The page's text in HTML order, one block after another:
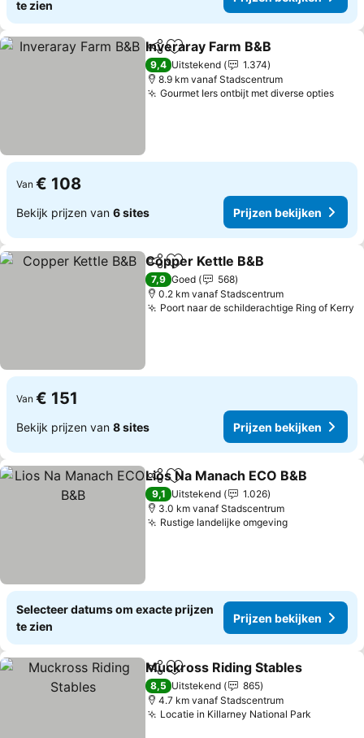
te zien
DelenToevoegen aan favorieten
Inveraray Farm B&B
9,4 Uitstekend
1.374
8.9 km vanaf Stadscentrum
Gourmet Iers ontbijt met diverse opties
Van € 108
Bekijk prijzen van 6 sites Prijzen bekijken
DelenToevoegen aan favorieten
Copper Kettle B&B
7,9 Goed
568
0.2 km vanaf Stadscentrum
Poort naar de schilderachtige Ring of Kerry
Van € 151
Bekijk prijzen van 8 sites Prijzen bekijken
DelenToevoegen aan favorieten
Lios Na Manach ECO B&B
9,1 Uitstekend
1.026
3.0 km vanaf Stadscentrum
Rustige landelijke omgeving
Selecteer datums om exacte prijzen
te zien
Prijzen bekijken
DelenToevoegen aan favorieten
Muckross Riding Stables
8,5 Uitstekend
865
4.7 km vanaf Stadscentrum
Locatie in Killarney National Park